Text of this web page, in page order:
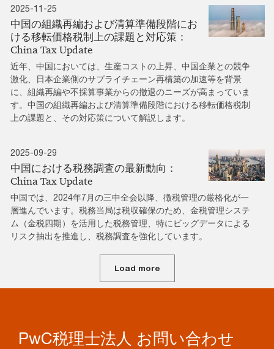
2025-11-25
中国の組織再編および清算準備段階にお
ける移転価格税制上の課題と対応策：
China Tax Update
近年、中国においては、生産コストの上昇、中国企業との競争
激化、日本企業側のサプライチェーン再構築の加速等を背景
に、組織再編や不採算事業からの撤退のニーズが高まっていま
す。中国の組織再編および清算準備段階における移転価格税制
上の課題と、その対応策について解説します。
2025-09-29
中国における税務調査の最新動向：
China Tax Update
中国では、2024年7月の三中全会以降、徴税管理の厳格化が一
層進んでいます。税務当局は税収確保のため、金税管理システ
ム（金税四期）を活用した税務管理、特にビッグデータによる
リスク抽出を推進し、税務調査を強化しています。
Load more
PwC税理士法人 お問い合わせ